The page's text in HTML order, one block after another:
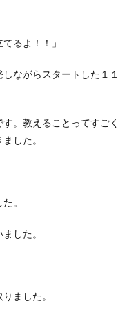
るよ！！」
ながらスタートした１１
。教えることってすごく
した。
。
した。
ました。